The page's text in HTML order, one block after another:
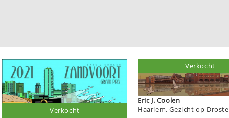
Verkocht
Eric J. Coolen
Haarlem, Gezicht op Droste
Verkocht